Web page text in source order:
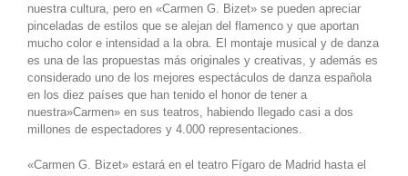
nuestra cultura, pero en «Carmen G. Bizet» se pueden apreciar
pinceladas de estilos que se alejan del flamenco y que aportan
mucho color e intensidad a la obra. El montaje musical y de danza
es una de las propuestas más originales y creativas, y además es
considerado uno de los mejores espectáculos de danza española
en los diez países que han tenido el honor de tener a
nuestra»Carmen» en sus teatros, habiendo llegado casi a dos
millones de espectadores y 4.000 representaciones.
«Carmen G. Bizet» estará en el teatro Fígaro de Madrid hasta el